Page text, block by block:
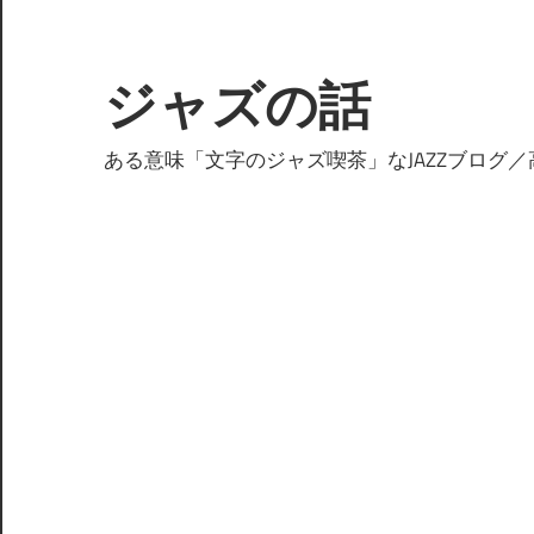
テ
ン
ツ
ジャズの話
ある意味「文字のジャズ喫茶」なJAZZブログ